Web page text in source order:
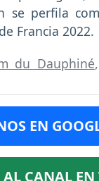
se perfila
Francia 2022.
du Dauphiné,
EN
AL CANAL